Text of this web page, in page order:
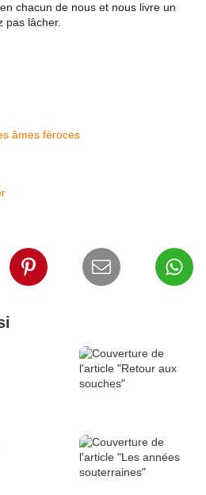
chacun de nous et nous livre un
pas lâcher.